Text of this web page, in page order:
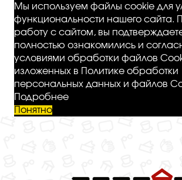
Мы используем файлы cookie для
функциональности нашего сайта.
работу с сайтом, вы
полностью ознакомились и
условиями обработки файлов
изложенных в Политике обработки
персональных данных и файлов
Подробнее
Понятно